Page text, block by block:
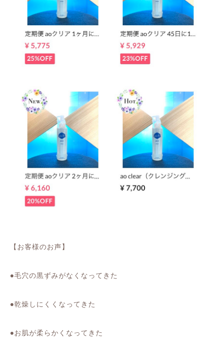
【お客様のお声】
●毛穴の黒ずみがなくなってきた
●乾燥しにくくなってきた
●お肌が柔らかくなってきた